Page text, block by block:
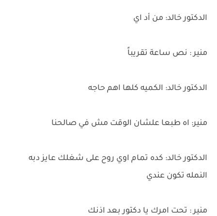
الدكتور خالد: من أد اي
منير : نص ساعة تقريباً
الدكتور خالد: الكميه كلها اهم حاجه
منير: اه طبعا علشان الوقت مش في صالحنا
الدكتور خالد: كده تمام اوي روح على شغلك عايز دبه
النمله تكون عندي
منير : تحت امرك يا دكتور بعد اذنك